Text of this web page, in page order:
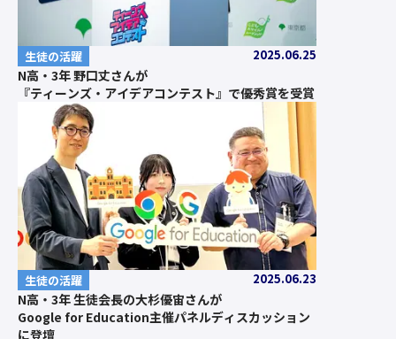
生徒の活躍 2025.06.25
N高・3年 野口丈さんが
『ティーンズ・アイデアコンテスト』で優秀賞を受賞
生徒の活躍 2025.06.23
N高・3年 生徒会長の大杉優宙さんが
Google for Education主催パネルディスカッション
に登壇